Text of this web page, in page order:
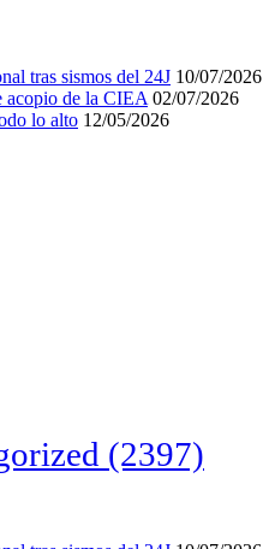
tras sismos del 24J 10/07/2026
acopio de la CIEA 02/07/2026
lo alto 12/05/2026
(2397)